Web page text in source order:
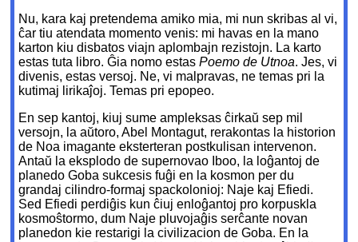
Nu, kara kaj pretendema amiko mia, mi nun skribas al vi,
ĉar tiu atendata momento venis: mi havas en la mano
karton kiu disbatos viajn aplombajn rezistojn. La karto
estas tuta libro. Ĝia nomo estasPoemo de Utnoa. Jes, vi
divenis, estas versoj. Ne, vi malpravas, ne temas pri la
kutimaj lirikaĵoj. Temas pri epopeo.
En sep kantoj, kiuj sume ampleksas ĉirkaŭ sep mil
versojn, la aŭtoro, Abel Montagut, rerakontas la historion
de Noa imagante eksterteran postkulisan intervenon.
Antaŭ la eksplodo de supernovao Iboo, la loĝantoj de
planedo Goba sukcesis fuĝi en la kosmon per du
grandaj cilindro-formaj spackolonioj: Naje kaj Efiedi.
Sed Efiedi perdiĝis kun ĉiuj enloĝantoj pro korpuskla
kosmoŝtormo, dum Naje pluvojaĝis serĉante novan
planedon kie restarigi la civilizacion de Goba. En la